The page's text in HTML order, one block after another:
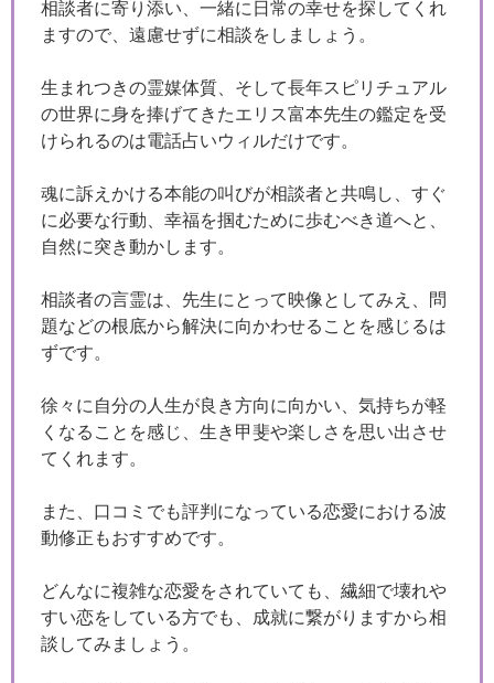
相談者に寄り添い、一緒に日常の幸せを探してくれ
ますので、遠慮せずに相談をしましょう。
生まれつきの霊媒体質、そして長年スピリチュアル
の世界に身を捧げてきたエリス富本先生の鑑定を受
けられるのは電話占いウィルだけです。
魂に訴えかける本能の叫びが相談者と共鳴し、すぐ
に必要な行動、幸福を掴むために歩むべき道へと、
自然に突き動かします。
相談者の言霊は、先生にとって映像としてみえ、問
題などの根底から解決に向かわせることを感じるは
ずです。
徐々に自分の人生が良き方向に向かい、気持ちが軽
くなることを感じ、生き甲斐や楽しさを思い出させ
てくれます。
また、口コミでも評判になっている恋愛における波
動修正もおすすめです。
どんなに複雑な恋愛をされていても、繊細で壊れや
すい恋をしている方でも、成就に繋がりますから相
談してみましょう。